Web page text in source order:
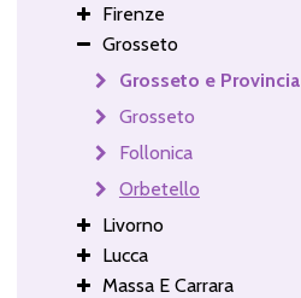
Firenze
Grosseto
Grosseto e Provincia
Grosseto
Follonica
Orbetello
Livorno
Lucca
Massa E Carrara